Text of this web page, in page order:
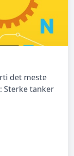
det meste
Sterke tanker